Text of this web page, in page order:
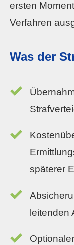
ersten
Verfahren
Was der
späterer
leitenden